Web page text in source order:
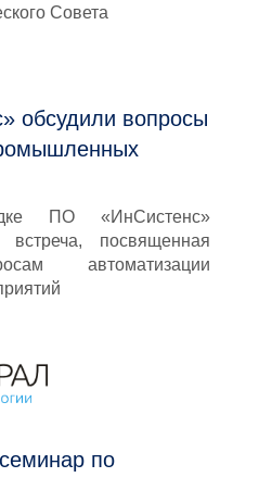
Совета
обсудили вопросы
ПО «ИнСистенс»
встреча, посвященная
автоматизации
по